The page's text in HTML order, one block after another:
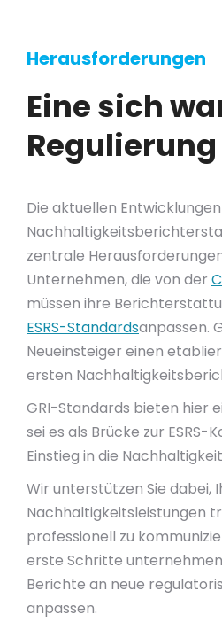
Herausforderungen
Eine sich
Regulierung
Die aktuellen
zentrale
Unternehmen, die von der
müssen ihre
ESRS-Standardsanpassen.
Neueinsteiger einen
ersten
GRI-Standards bieten hier
sei es als Brücke zur
Einstieg in die
Wir unterstützen Sie dabei,
Nachhaltigkeitsleistungen
professionell zu
erste Schritte
Berichte an neue
anpassen.